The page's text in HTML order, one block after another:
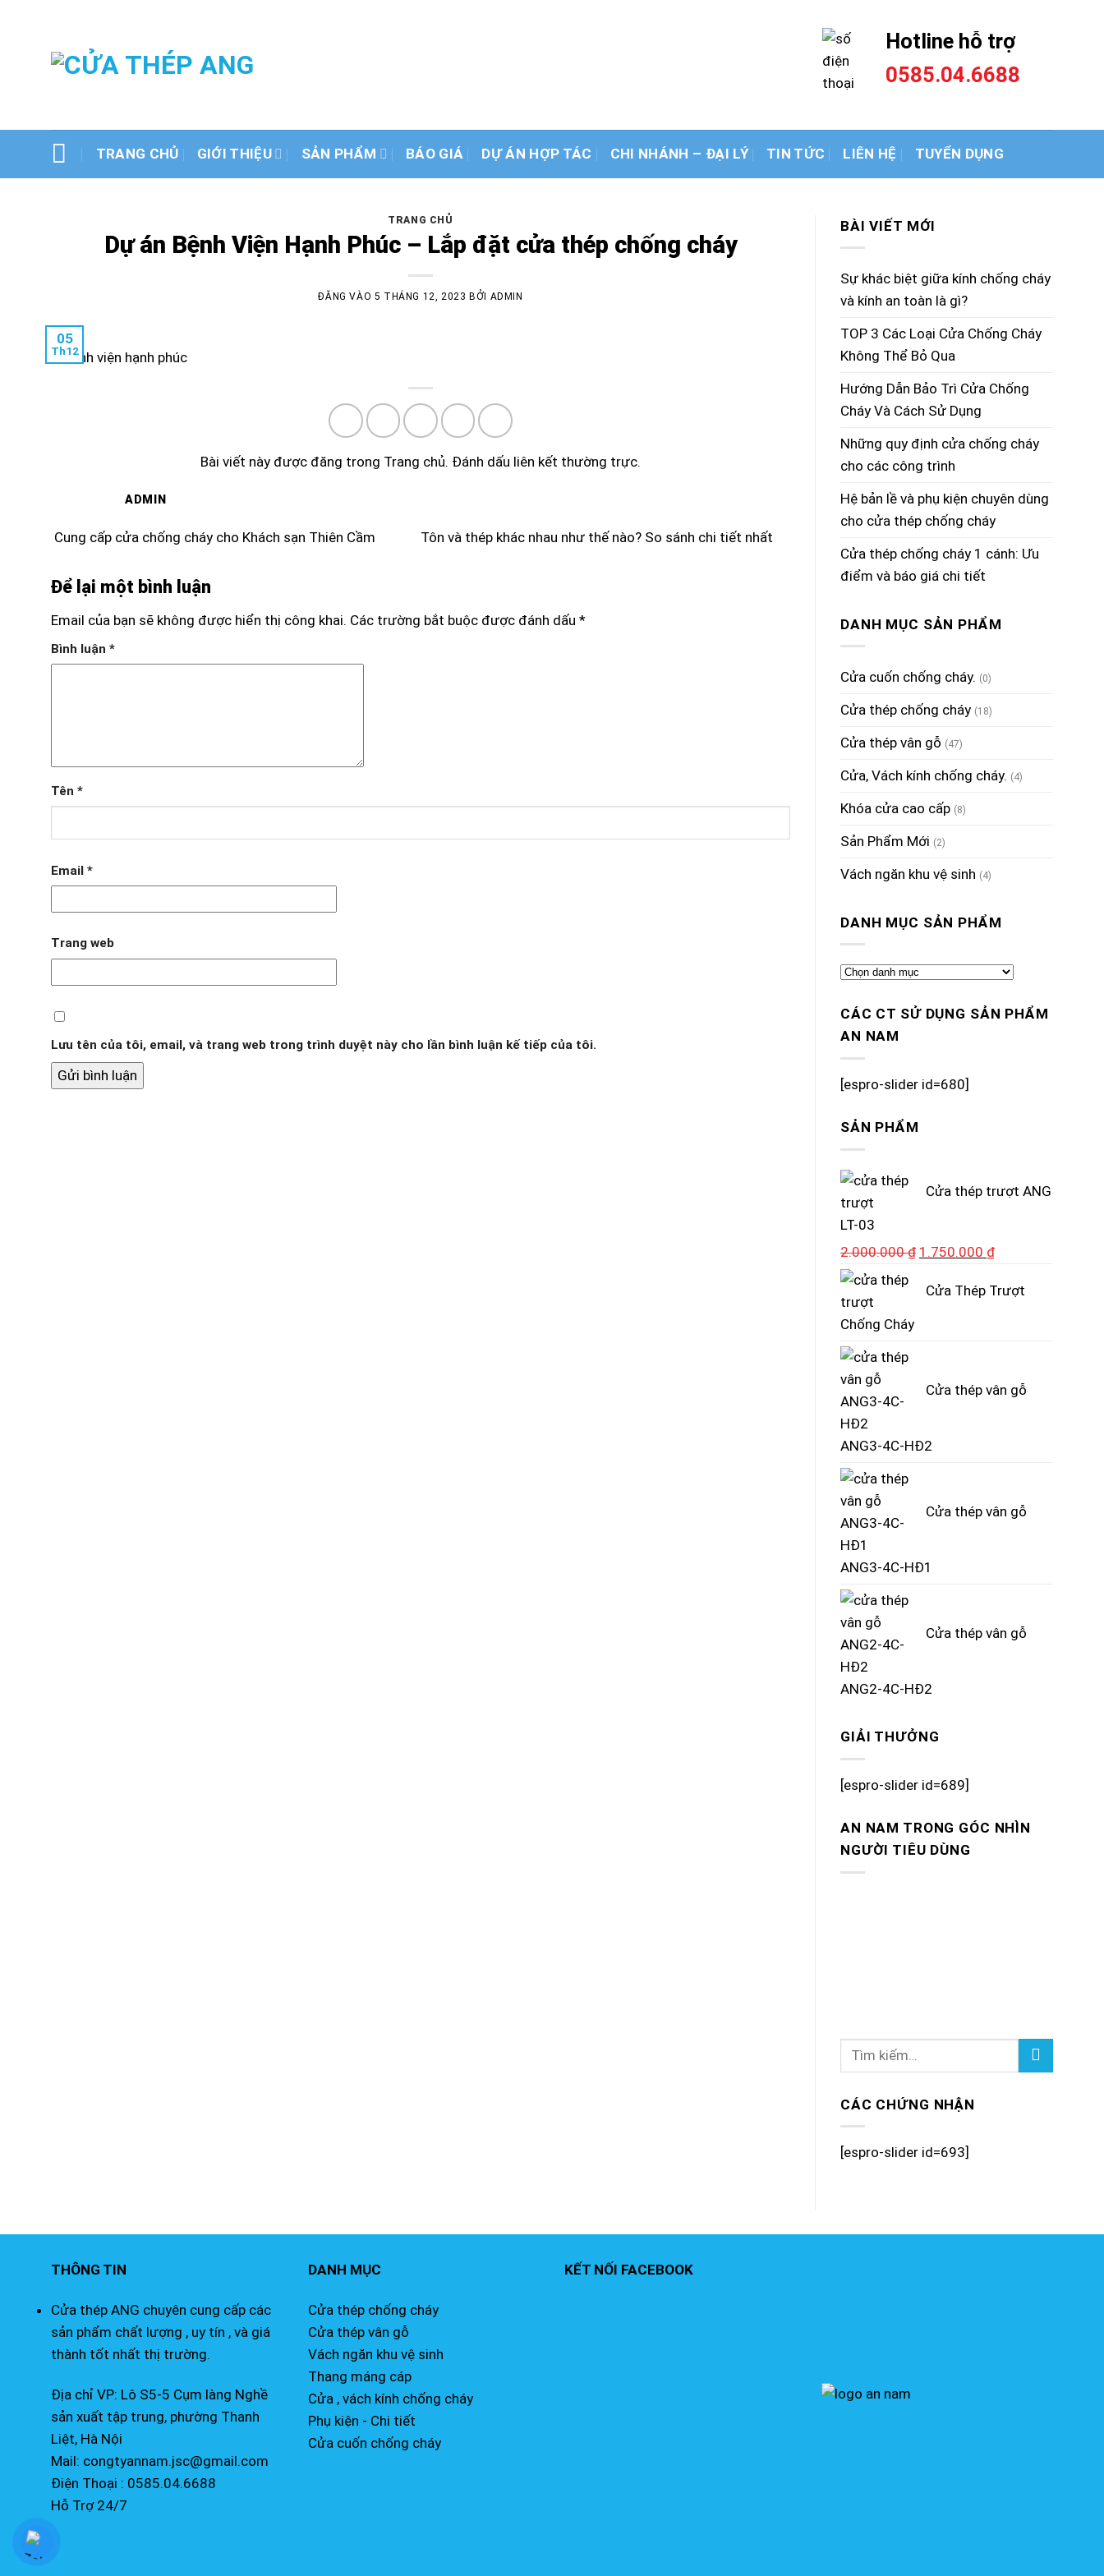
Hotline hỗ trợ
0585.04.6688
TRANG CHỦ GIỚI THIỆU SẢN PHẨM BÁO GIÁ DỰ ÁN HỢP TÁC CHI NHÁNH – ĐẠI LÝ TIN TỨC LIÊN HỆ TUYỂN DỤNG
TRANG CHỦ
Dự án Bệnh Viện Hạnh Phúc – Lắp đặt cửa thép chống cháy
ĐĂNG VÀO 5 THÁNG 12, 2023 BỞI ADMIN
05
Th12
Bài viết này được đăng trong Trang chủ. Đánh dấu liên kết thường trực.
ADMIN
Cung cấp cửa chống cháy cho Khách sạn Thiên Cầm Tôn và thép khác nhau như thế nào? So sánh chi tiết nhất
Để lại một bình luận
Email của bạn sẽ không được hiển thị công khai. Các trường bắt buộc được đánh dấu *
Bình luận *
Tên *
Email *
Trang web
Lưu tên của tôi, email, và trang web trong trình duyệt này cho lần bình luận kế tiếp của tôi.
BÀI VIẾT MỚI
Sự khác biệt giữa kính chống cháy
và kính an toàn là gì?
TOP 3 Các Loại Cửa Chống Cháy
Không Thể Bỏ Qua
Hướng Dẫn Bảo Trì Cửa Chống
Cháy Và Cách Sử Dụng
Những quy định cửa chống cháy
cho các công trình
Hệ bản lề và phụ kiện chuyên dùng
cho cửa thép chống cháy
Cửa thép chống cháy 1 cánh: Ưu
điểm và báo giá chi tiết
DANH MỤC SẢN PHẨM
Cửa cuốn chống cháy. (0)
Cửa thép chống cháy (18)
Cửa thép vân gỗ (47)
Cửa, Vách kính chống cháy. (4)
Khóa cửa cao cấp (8)
Sản Phẩm Mới (2)
Vách ngăn khu vệ sinh (4)
DANH MỤC SẢN PHẨM
CÁC CT SỬ DỤNG SẢN PHẨM
AN NAM
[espro-slider id=680]
SẢN PHẨM
Cửa thép trượt ANG
LT-03
2.000.000₫ Giá
là:
1.750.000 ₫Giá
tại
Cửa Thép Trượt
Chống Cháy
Cửa thép vân gỗ
ANG3-4C-HĐ2
Cửa thép vân gỗ
ANG3-4C-HĐ1
Cửa thép vân gỗ
ANG2-4C-HĐ2
GIẢI THƯỞNG
[espro-slider id=689]
AN NAM TRONG GÓC NHÌN
NGƯỜI TIÊU DÙNG
CÁC CHỨNG NHẬN
[espro-slider id=693]
THÔNG TIN
Cửa thép ANG chuyên cung cấp các
sản phẩm chất lượng , uy tín , và giá
thành tốt nhất thị trường.
Địa chỉ VP: Lô S5-5 Cụm làng Nghề
sản xuất tập trung, phường Thanh
Liệt, Hà Nội
Mail: congtyannam.jsc@gmail.com
Điện Thoại : 0585.04.6688
Hỗ Trợ 24/7
DANH MỤC
Cửa thép chống cháy
Cửa thép vân gỗ
Vách ngăn khu vệ sinh
Thang máng cáp
Cửa , vách kính chống cháy
Phụ kiện - Chi tiết
Cửa cuốn chống cháy
KẾT NỐI FACEBOOK